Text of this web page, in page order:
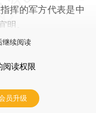
挥的军方代表是中
明。
继续阅读
阅读权限
员升级